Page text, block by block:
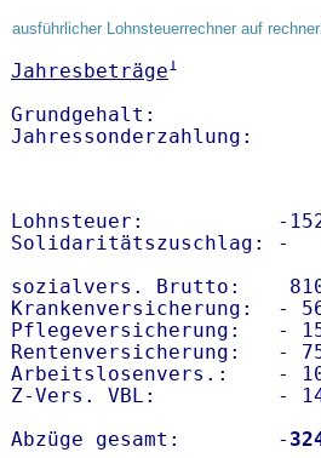
ausführlicher Lohnsteuerrechner auf
Jahresbeträge1
Grundgehalt:
Lohnsteuer:           -
Solidaritätszuschlag: -
sozialvers. Brutto:
Krankenversicherung:  -
Pflegeversicherung:   -
Rentenversicherung:   -
Arbeitslosenvers.:    -
Z-Vers. VBL:          -
Abzüge gesamt:        -